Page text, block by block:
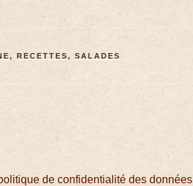
, RECETTES, SALADES
de confidentialité des données